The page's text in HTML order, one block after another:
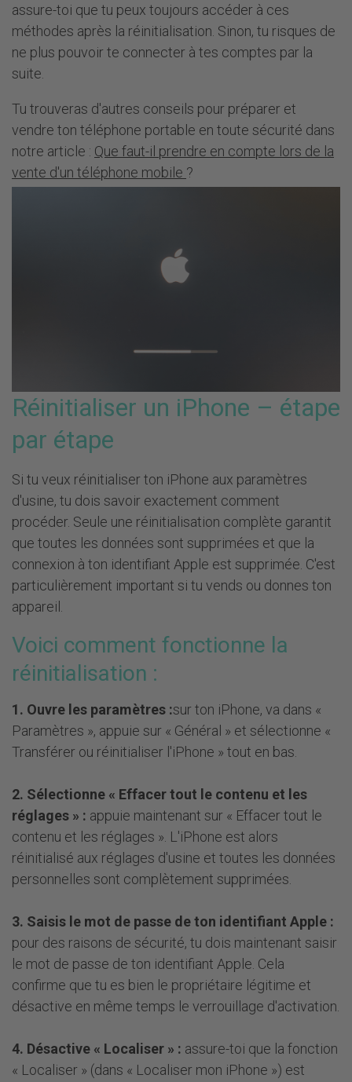
assure-toi que tu peux toujours accéder à ces
méthodes après la réinitialisation. Sinon, tu risques de
ne plus pouvoir te connecter à tes comptes par la
suite.
Tu trouveras d'autres conseils pour préparer et
vendre ton téléphone portable en toute sécurité dans
notre article : Que faut-il prendre en compte lors de la
vente d'un téléphone mobile ?
Réinitialiser un iPhone – étape
par étape
Si tu veux réinitialiser ton iPhone aux paramètres
d'usine, tu dois savoir exactement comment
procéder. Seule une réinitialisation complète garantit
que toutes les données sont supprimées et que la
connexion à ton identifiant Apple est supprimée. C'est
particulièrement important si tu vends ou donnes ton
appareil.
Voici comment fonctionne la
réinitialisation :
1. Ouvre les paramètres :sur ton iPhone, va dans «
Paramètres », appuie sur « Général » et sélectionne «
Transférer ou réinitialiser l'iPhone » tout en bas.
2. Sélectionne « Effacer tout le contenu et les
réglages » : appuie maintenant sur « Effacer tout le
contenu et les réglages ». L'iPhone est alors
réinitialisé aux réglages d'usine et toutes les données
personnelles sont complètement supprimées.
3. Saisis le mot de passe de ton identifiant Apple :
pour des raisons de sécurité, tu dois maintenant saisir
le mot de passe de ton identifiant Apple. Cela
confirme que tu es bien le propriétaire légitime et
désactive en même temps le verrouillage d'activation.
4. Désactive « Localiser » : assure-toi que la fonction
« Localiser » (dans « Localiser mon iPhone ») est